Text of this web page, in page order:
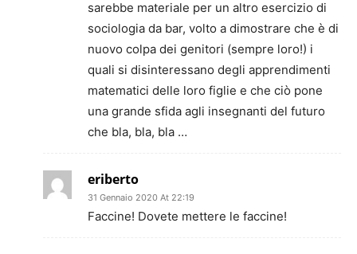
sarebbe materiale per un altro esercizio di
sociologia da bar, volto a dimostrare che è di
nuovo colpa dei genitori (sempre loro!) i
quali si disinteressano degli apprendimenti
matematici delle loro figlie e che ciò pone
una grande sfida agli insegnanti del futuro
che bla, bla, bla …
eriberto
31 Gennaio 2020 At 22:19
Faccine! Dovete mettere le faccine!